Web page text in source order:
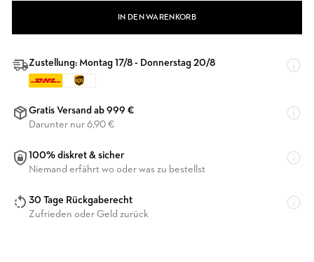
IN DEN WARENKORB
Zustellung: Montag 17/8 - Donnerstag 20/8
Gratis Versand ab 999 €
Darunter nur 6,90 €
100% diskret & sicher
Niemand erfährt wo oder was zu bestellst
30 Tage Rückgaberecht
Zufrieden oder Geld zurück